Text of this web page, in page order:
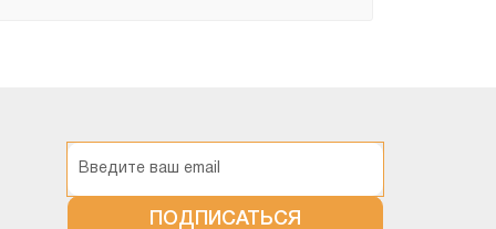
Корпоративный
инструментальный пакет
ПОДПИСАТЬСЯ